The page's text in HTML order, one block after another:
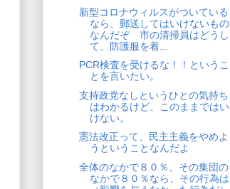
新型コロナウィルスがついている
なら、郵送してはいけないもの
なんだぞ 市の清掃員はどうし
て、防護服を着...
PCR検査を受けるな！！というこ
とを言いたい。
支持政党なしというひとの気持ち
はわかるけど、このままではい
けない。
憲法改正って、民主主義をやめよ
うということなんだよ
全体のなかで８０％、その集団の
なかで８０％なら、その行為は